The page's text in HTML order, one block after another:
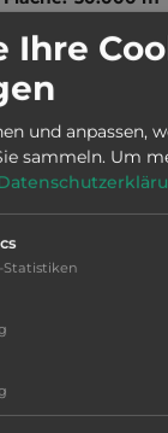
0047
befriedigend
Ihre
und anpassen,
sammeln. Um
Statistiken